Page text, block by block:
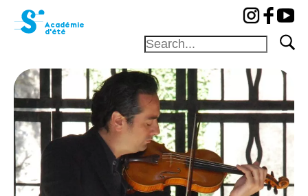
Académie
d'été
Fondation
Festival
Académie
Concours
Amis et
Mécènes